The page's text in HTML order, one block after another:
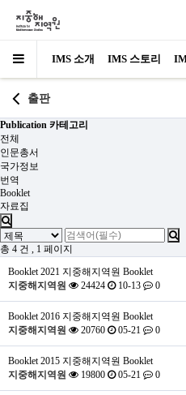
IMS 소개 IMS 스토리
출판
Publication 카테고리
전체
인문총서
국가정보
번역
Booklet
자료집
총 4 건 , 1 페이지
Booklet 2021 지중해지역원 Booklet
지중해지역원
24424 10-13 0
Booklet 2016 지중해지역원 Booklet
지중해지역원
20760 05-21 0
Booklet 2015 지중해지역원 Booklet
지중해지역원
19800 05-21 0